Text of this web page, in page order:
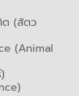
ต (สัตว
(Animal